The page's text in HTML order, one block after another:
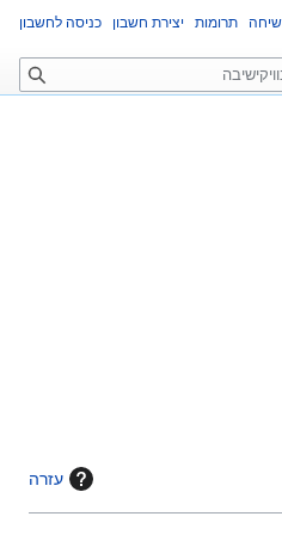
עזרה
שיחה תרומות יצירת חשבון כניסה לחשבון